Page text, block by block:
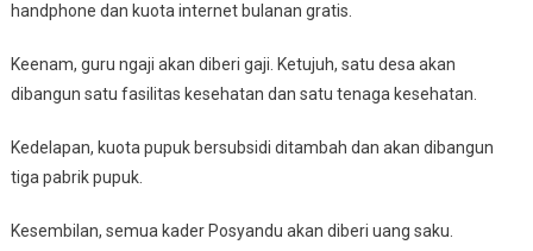
handphone dan kuota internet bulanan gratis.
Keenam, guru ngaji akan diberi gaji. Ketujuh, satu desa akan
dibangun satu fasilitas kesehatan dan satu tenaga kesehatan.
Kedelapan, kuota pupuk bersubsidi ditambah dan akan dibangun
tiga pabrik pupuk.
Kesembilan, semua kader Posyandu akan diberi uang saku.